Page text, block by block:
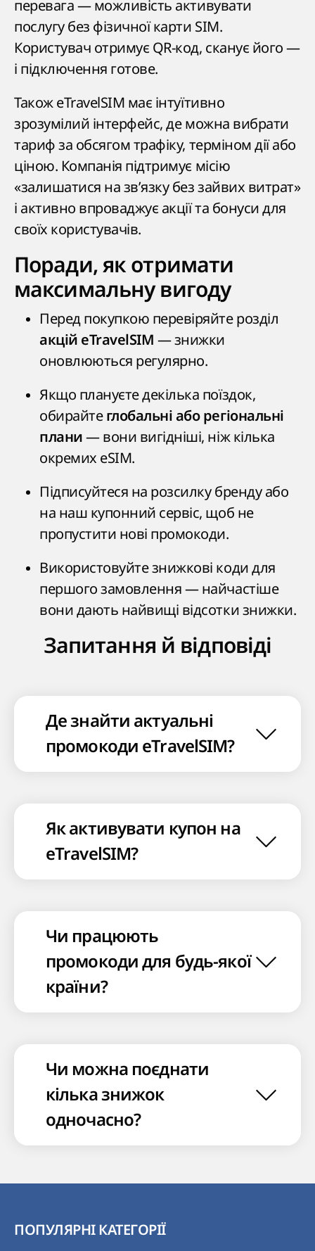
перевага — можливість активувати
послугу без фізичної карти SIM.
Користувач отримує QR-код, сканує його —
і підключення готове.
Також eTravelSIM має інтуїтивно
зрозумілий інтерфейс, де можна вибрати
тариф за обсягом трафіку, терміном дії або
ціною. Компанія підтримує місію
«залишатися на зв’язку без зайвих витрат»
і активно впроваджує акції та бонуси для
своїх користувачів.
Поради, як отримати
максимальну вигоду
Перед покупкою перевіряйте розділ
акцій eTravelSIM — знижки
оновлюються регулярно.
Якщо плануєте декілька поїздок,
обирайте глобальні або регіональні
плани — вони вигідніші, ніж кілька
окремих eSIM.
Підписуйтеся на розсилку бренду або
на наш купонний сервіс, щоб не
пропустити нові промокоди.
Використовуйте знижкові коди для
першого замовлення — найчастіше
вони дають найвищі відсотки знижки.
Запитання й відповіді
Де знайти актуальні
промокоди eTravelSIM?
Як активувати купон на
eTravelSIM?
Чи працюють
промокоди для будь-якої
країни?
Чи можна поєднати
кілька знижок
одночасно?
ПОПУЛЯРНІ КАТЕГОРІЇ